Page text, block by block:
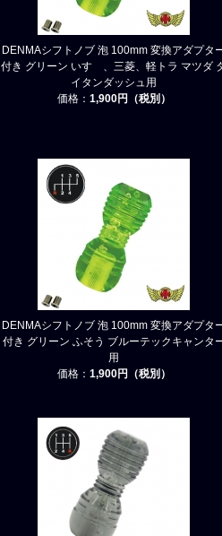
DENMAシフトノブ 泡 100mm 変換アダプタ
付き グリーン いすゞ、三菱、軽トラ マツダ
イタンダッシュ用
価格： 1,900円（税別）
DENMAシフトノブ 泡 100mm 変換アダプタ
付き グリーン ふそう ブルーテックキャンタ
用
価格： 1,900円（税別）